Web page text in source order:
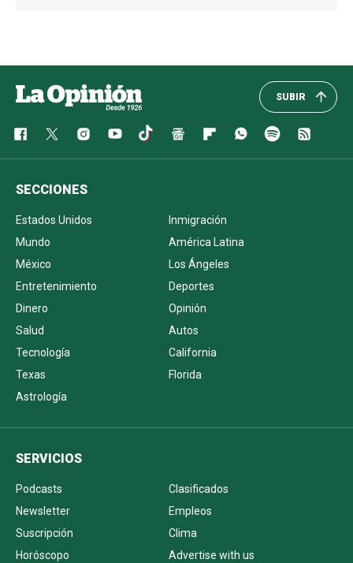
SUBIR
SECCIONES
Estados Unidos
Inmigración
Mundo
América Latina
México
Los Ángeles
Entretenimiento
Deportes
Dinero
Opinión
Salud
Autos
Tecnología
California
Texas
Florida
Astrología
SERVICIOS
Podcasts
Clasificados
Newsletter
Empleos
Suscripción
Clima
Horóscopo
Advertise with us